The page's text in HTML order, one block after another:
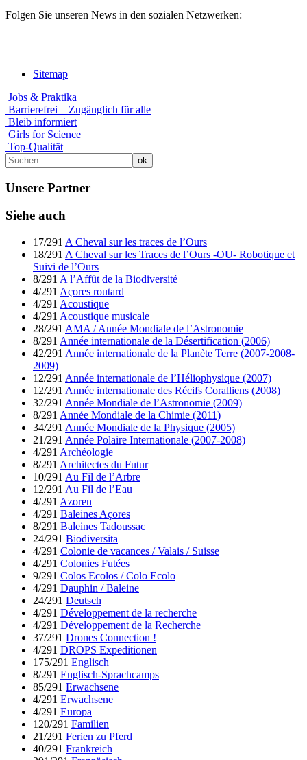
Folgen Sie unseren News in den sozialen Netzwerken:
Sitemap
Jobs & Praktika
Barrierefrei – Zugänglich für alle
Bleib informiert
Girls for Science
Top-Qualität
Unsere Partner
Siehe auch
17/291 A Cheval sur les traces de l’Ours
18/291 A Cheval sur les Traces de l’Ours -OU- Robotique et
Suivi de l’Ours
8/291 A l’Affût de la Biodiversité
4/291 Açores routard
4/291 Acoustique
4/291 Acoustique musicale
28/291 AMA / Année Mondiale de l’Astronomie
8/291 Année internationale de la Désertification (2006)
42/291 Année internationale de la Planète Terre (2007-2008-
2009)
12/291 Année internationale de l’Héliophysique (2007)
12/291 Année internationale des Récifs Coralliens (2008)
32/291 Année Mondiale de l’Astronomie (2009)
8/291 Année Mondiale de la Chimie (2011)
34/291 Année Mondiale de la Physique (2005)
21/291 Année Polaire Internationale (2007-2008)
4/291 Archéologie
8/291 Architectes du Futur
10/291 Au Fil de l’Arbre
12/291 Au Fil de l’Eau
4/291 Azoren
4/291 Baleines Açores
8/291 Baleines Tadoussac
24/291 Biodiversita
4/291 Colonie de vacances / Valais / Suisse
4/291 Colonies Futées
9/291 Colos Ecolos / Colo Ecolo
4/291 Dauphin / Baleine
24/291 Deutsch
4/291 Développement de la recherche
4/291 Développement de la Recherche
37/291 Drones Connection !
4/291 DROPS Expeditionen
175/291 Englisch
8/291 Englisch-Sprachcamps
85/291 Erwachsene
4/291 Erwachsene
4/291 Europa
120/291 Familien
21/291 Ferien zu Pferd
40/291 Frankreich